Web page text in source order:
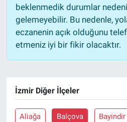
beklenmedik durumlar
gelemeyebilir. Bu nedenle,
eczanenin açık olduğunu
etmeniz iyi bir fikir olacaktır.
İzmir Diğer İlçeler
Aliağa Balçova Bayindir